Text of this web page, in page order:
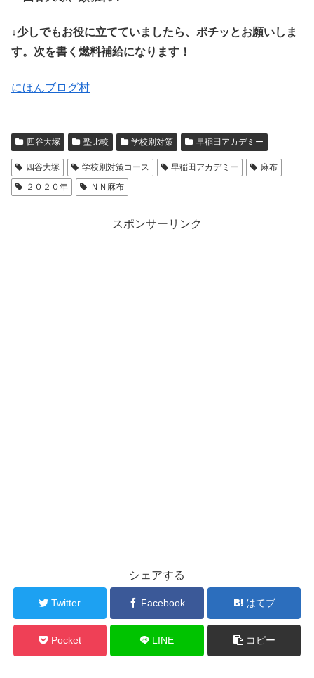
↓少しでもお役に立てていましたら、ポチッとお願いしま
す。次を書く燃料補給になります！
にほんブログ村
四谷大塚 塾比較 学校別対策 早稲田アカデミー
四谷大塚 学校別対策コース 早稲田アカデミー
麻布
２０２０年
ＮＮ麻布
スポンサーリンク
シェアする
Twitter Facebook はてブ
Pocket LINE コピー